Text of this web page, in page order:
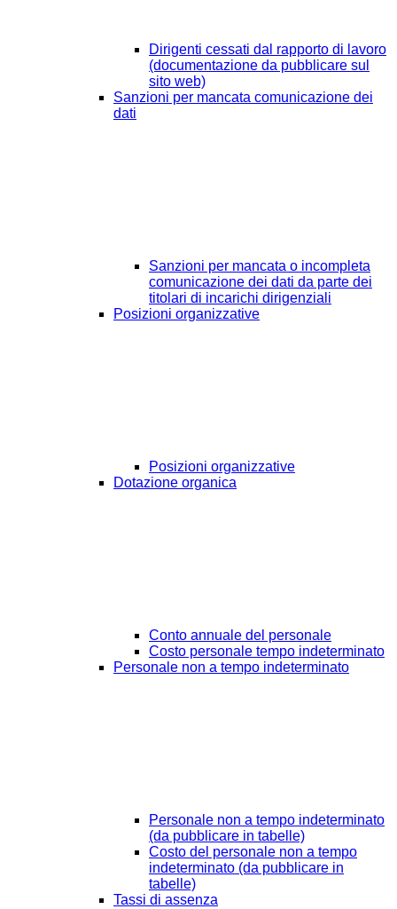
Dirigenti cessati dal rapporto di lavoro
(documentazione da pubblicare sul
sito web)
Sanzioni per mancata comunicazione dei
dati
Sanzioni per mancata o incompleta
comunicazione dei dati da parte dei
titolari di incarichi dirigenziali
Posizioni organizzative
Posizioni organizzative
Dotazione organica
Conto annuale del personale
Costo personale tempo indeterminato
Personale non a tempo indeterminato
Personale non a tempo indeterminato
(da pubblicare in tabelle)
Costo del personale non a tempo
indeterminato (da pubblicare in
tabelle)
Tassi di assenza